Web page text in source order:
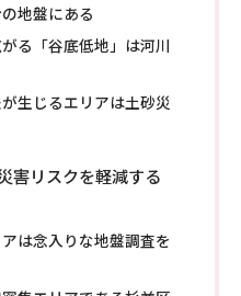
地盤にある
る「谷底低地」は河川
生じるエリアは土砂災
害リスクを軽減する
は念入りな地盤調査を